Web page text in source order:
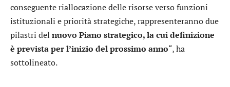
conseguente riallocazione delle risorse verso funzioni
istituzionali e priorità strategiche, rappresenteranno due
pilastri del nuovo Piano strategico, la cui definizione
è prevista per l’inizio del prossimo anno“, ha
sottolineato.